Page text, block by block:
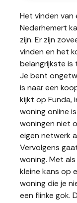
Het vinden van
Nederhemert
zijn. Er zijn
vinden en het
belangrijkste is
Je bent
is naar een
kijkt op Funda,
woning online
woningen niet
eigen netwerk
Vervolgens
woning. Met
kleine kans op
woning die je
een flinke gok.